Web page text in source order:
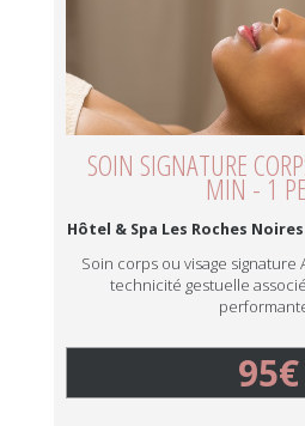
SOIN SIGNATURE
MIN - 1
Hôtel & Spa Les Roches
Soin corps ou visage signature
technicité gestuelle
95€